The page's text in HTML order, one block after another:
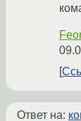
Ответ на: